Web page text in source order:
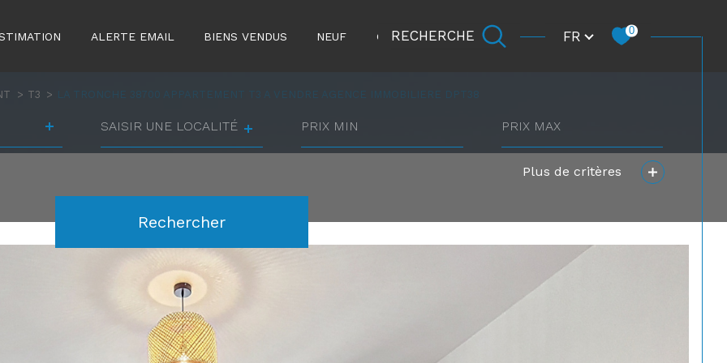
ALERTE EMAIL BIENS VENDUS NEUF CARRIÈRE
RECHERCHE Langue
FR 0
min
max
Plus de critères
Rechercher
T3 LA TRONCHE 38700 APPARTEMENT T3 A VENDRE AGENCE IMMOBILIERE DPT38